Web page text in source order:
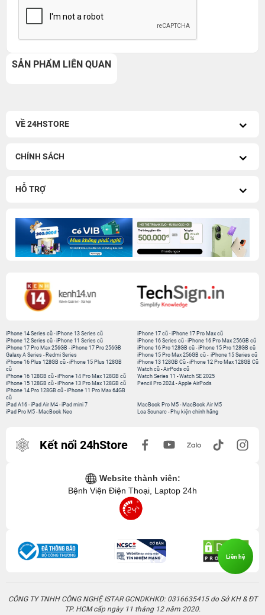
SẢN PHẨM LIÊN QUAN
VỀ 24HSTORE
CHÍNH SÁCH
HỖ TRỢ
iPhone 14 Series cũ -iPhone 13 Series cũ
iPhone 12 Series cũ -iPhone 11 Series cũ
iPhone 17 Pro Max 256GB -iPhone 17 Pro 256GB
Galaxy A Series - Redmi Series
iPhone 17 cũ-iPhone 17 Pro Max cũ
iPhone 16 Series cũ- iPhone 16 Pro Max 256GB cũ
iPhone 16 Pro 128GB cũ-iPhone 15 Pro 128GB cũ
iPhone 15 Pro Max 256GB cũ- iPhone 15 Series cũ
iPhone 16 Plus 128GB cũ -iPhone 15 Plus 128GB
cũ
iPhone 16 128GB cũ -iPhone 14 Pro Max 128GB cũ
iPhone 15 128GB cũ -iPhone 13 Pro Max 128GB cũ
iPhone 14 Pro 128GB cũ -iPhone 11 Pro Max 64GB
cũ
iPhone 13 128GB Cũ-iPhone 12 Pro Max 128GB Cũ
Watch cũ-AirPods cũ
Watch Series 11 -Watch SE 2025
Pencil Pro 2024-Apple AirPods
iPad A16 -iPad Air M4 -iPad mini 7
iPad Pro M5 - MacBook Neo
MacBook Pro M5- MacBook Air M5
Loa Sounarc- Phụ kiện chính hãng
Kết nối 24hStore
Website thành viên:
Bệnh Viện Điện Thoại, Laptop 24h
CÔNG TY TNHH CÔNG NGHỆ ISTAR GCNDKHKD: 0316635415 do Sở KH & ĐT
TP. HCM cấp ngày 11 tháng 12 năm 2020.
Liên hệ